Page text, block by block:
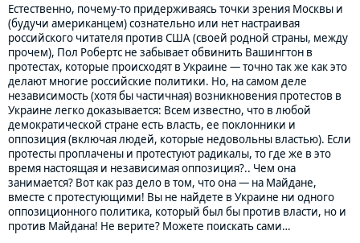
Естественно, почему-то придерживаясь точки зрения Москвы и
(будучи американцем) сознательно или нет настраивая
российского читателя против США (своей родной страны, между
прочем), Пол Робертс не забывает обвинить Вашингтон в
протестах, которые происходят в Украине — точно так же как это
делают многие российские политики. Но, на самом деле
независимость (хотя бы частичная) возникновения протестов в
Украине легко доказывается: Всем известно, что в любой
демократической стране есть власть, ее поклонники и
оппозиция (включая людей, которые недовольны властью). Если
протесты проплачены и протестуют радикалы, то где же в это
время настоящая и независимая оппозиция?.. Чем она
занимается? Вот как раз дело в том, что она — на Майдане,
вместе с протестующими! Вы не найдете в Украине ни одного
оппозиционного политика, который был бы против власти, но и
против Майдана! Не верите? Можете поискать сами…